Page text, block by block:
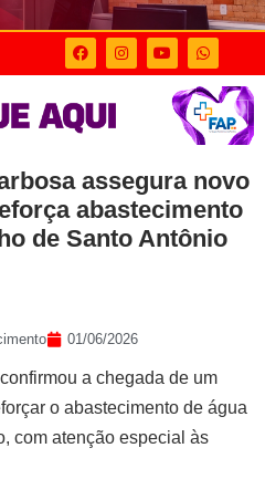
assegura novo
abastecimento
de Santo Antônio
01/06/2026
a chegada de um
o abastecimento de água
com atenção especial às